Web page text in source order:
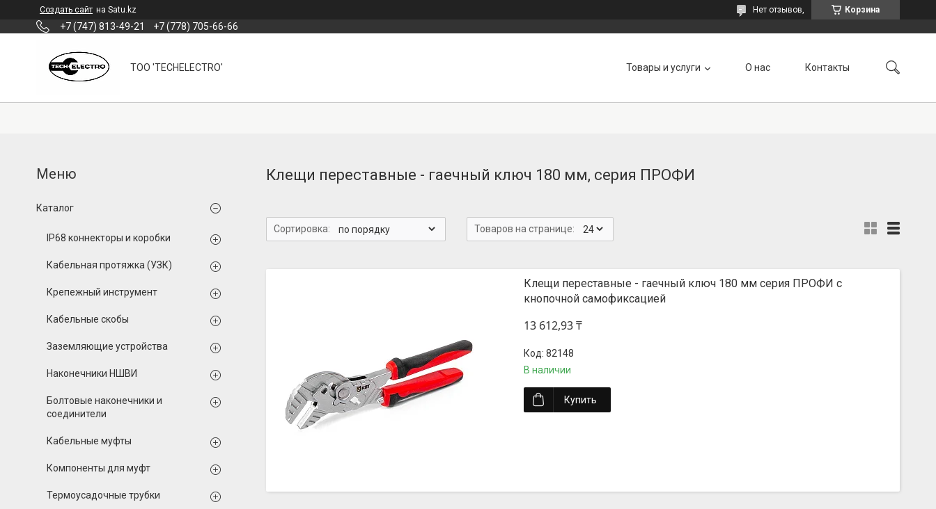
Создать сайт на Satu.kz Корзина
Нет отзывов,
+7 (747) 813-49-21 +7 (778) 705-66-66
ТОО 'TECHELECTRO' Товары и услуги О нас Контакты
Клещи переставные - гаечный ключ 180 мм, серия ПРОФИ
Клещи переставные - гаечный ключ 180 мм серия ПРОФИ с
кнопочной самофиксацией
13 612,93 ₸
82148
В наличии
Купить
Каталог
IP68 коннекторы и коробки
Кабельная протяжка (УЗК)
Крепежный инструмент
Кабельные скобы
Заземляющие устройства
Наконечники НШВИ
Болтовые наконечники и
соединители
Кабельные муфты
Компоненты для муфт
Термоусадочные трубки